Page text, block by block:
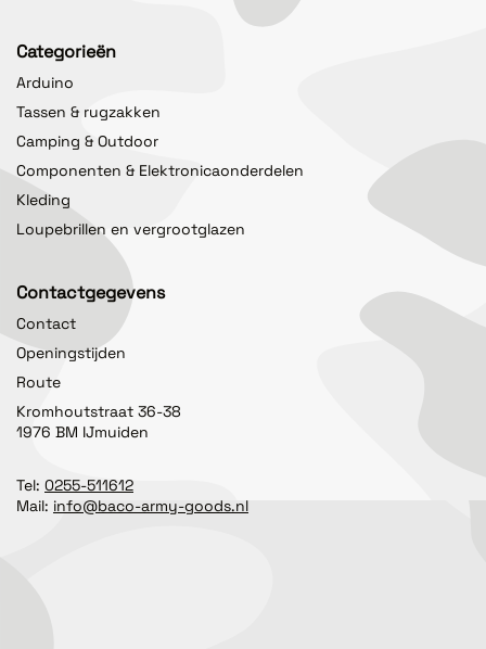
Categorieën
Arduino
Tassen & rugzakken
Camping & Outdoor
Componenten & Elektronicaonderdelen
Kleding
Loupebrillen en vergrootglazen
Contactgegevens
Contact
Openingstijden
Route
Kromhoutstraat 36-38
1976 BM IJmuiden
Tel: 0255-511612
Mail: info@baco-army-goods.nl